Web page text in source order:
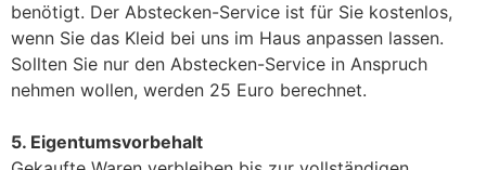
benötigt. Der Abstecken-Service ist für Sie kostenlos,
wenn Sie das Kleid bei uns im Haus anpassen lassen.
Sollten Sie nur den Abstecken-Service in Anspruch
nehmen wollen, werden 25 Euro berechnet.
5. Eigentumsvorbehalt